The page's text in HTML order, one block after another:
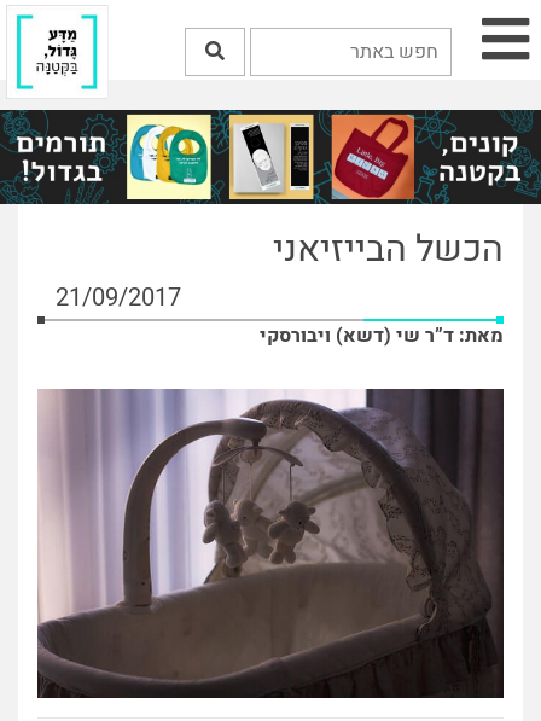
הכשל הבייזיאני
21/09/2017
מאת: ד”ר שי (דשא) ויבורסקי